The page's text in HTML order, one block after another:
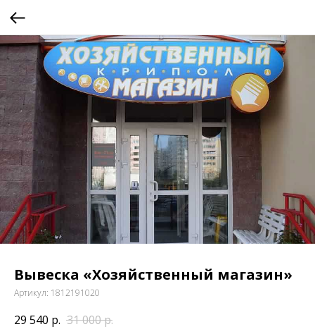
Вывеска «Хозяйственный магазин»
Артикул: 1812191020
29 540 р. 31 000р.